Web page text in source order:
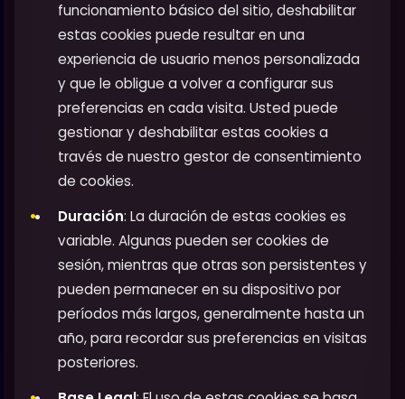
funcionamiento básico del sitio, deshabilitar
estas cookies puede resultar en una
experiencia de usuario menos personalizada
y que le obligue a volver a configurar sus
preferencias en cada visita. Usted puede
gestionar y deshabilitar estas cookies a
través de nuestro gestor de consentimiento
de cookies.
Duración: La duración de estas cookies es
variable. Algunas pueden ser cookies de
sesión, mientras que otras son persistentes y
pueden permanecer en su dispositivo por
períodos más largos, generalmente hasta un
año, para recordar sus preferencias en visitas
posteriores.